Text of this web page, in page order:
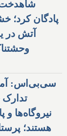
پادگان کرد؛
آتش در
سی‌بی‌اس:
نیروگاه‌ها و
هستند؛